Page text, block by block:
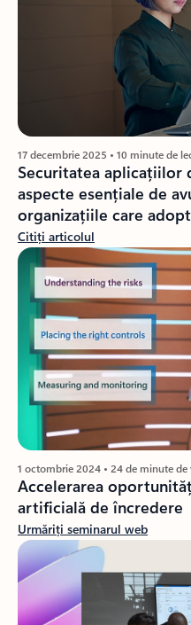
17 decembrie 2025 • 10 minute de
Securitatea aplicațiilor
aspecte esențiale de
organizațiile care
Citiți articolul
1 octombrie 2024 • 24 de minute
Accelerarea
artificială de încredere
Urmăriți seminarul web